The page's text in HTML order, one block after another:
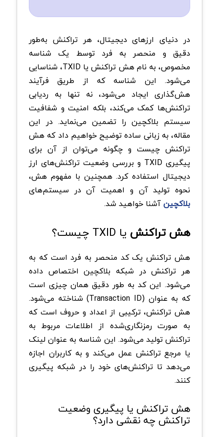
در دنیای ارزهای دیجیتال، هر تراکنش به‌طور
دقیق و منحصر به فرد توسط یک شناسه
مخصوص، به نام هش تراکنش یا TXID، شناسایی
می‌شود. این شناسه که از طریق فرآیند
هش‌گذاری ایجاد می‌شود، نه تنها به ردیابی
تراکنش‌ها کمک می‌کند، بلکه امنیت و شفافیت
سیستم بلاکچین را تضمین می‌نماید. در این
مقاله، به زبانی ساده توضیح خواهیم داد که هش
تراکنش چیست و چگونه می‌توان از آن برای
پیگیری TXID و بررسی وضعیت تراکنش‌های ارز
دیجیتال استفاده کرد. همچنین با مفهوم هش،
نحوه تولید آن و اهمیت آن در سیستم‌های
بلاکچینآشنا خواهید شد.
هش تراکنش یا TXID چیست؟
هش تراکنش یک کد منحصر به فرد است که به
هر تراکنش در شبکه بلاکچین اختصاص داده
می‌شود. این کد به طور دقیق همان چیزی است
که به عنوان (Transaction ID) شناخته می‌شود.
هش تراکنش، ترکیبی از اعداد و حروف است که
به صورت رمزنگاری‌شده از اطلاعات مربوط به
تراکنش تولید می‌شود. این شناسه به عنوان لینک
یا مرجع تراکنش عمل می‌کند و به کاربران اجازه
می‌دهد تا تراکنش‌های خود را در شبکه پیگیری
کنند.
هش تراکنش یا پیگیری وضعیت
تراکنش چه نقشی دارد؟